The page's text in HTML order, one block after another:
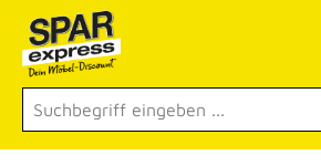
Zum Hauptinhalt springen